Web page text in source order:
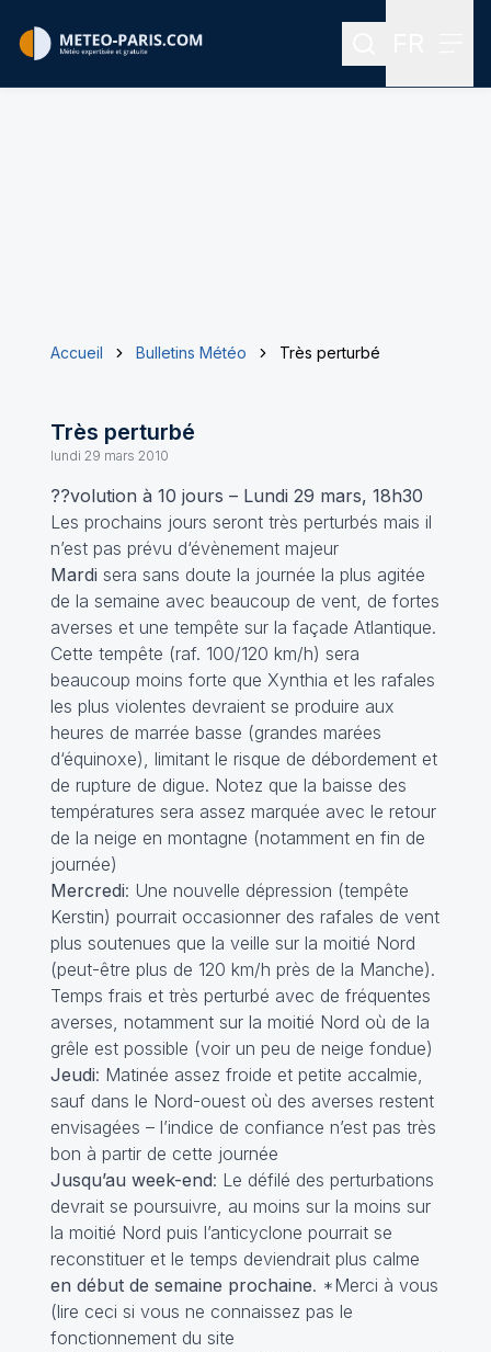
Rechercher
Accueil Bulletins Météo Très perturbé
Très perturbé
lundi 29 mars 2010
??volution à 10 jours – Lundi 29 mars, 18h30
Les prochains jours seront très perturbés mais il
n’est pas prévu d‘évènement majeur
Mardi sera sans doute la journée la plus agitée
de la semaine avec beaucoup de vent, de fortes
averses et une tempête sur la façade Atlantique.
Cette tempête (raf. 100/120 km/h) sera
beaucoup moins forte que Xynthia et les rafales
les plus violentes devraient se produire aux
heures de marrée basse (grandes marées
d‘équinoxe), limitant le risque de débordement et
de rupture de digue. Notez que la baisse des
températures sera assez marquée avec le retour
de la neige en montagne (notamment en fin de
journée)
Mercredi: Une nouvelle dépression (tempête
Kerstin) pourrait occasionner des rafales de vent
plus soutenues que la veille sur la moitié Nord
(peut-être plus de 120 km/h près de la Manche).
Temps frais et très perturbé avec de fréquentes
averses, notamment sur la moitié Nord où de la
grêle est possible (voir un peu de neige fondue)
Jeudi: Matinée assez froide et petite accalmie,
sauf dans le Nord-ouest où des averses restent
envisagées – l’indice de confiance n’est pas très
bon à partir de cette journée
Jusqu’au week-end: Le défilé des perturbations
devrait se poursuivre, au moins sur la moins sur
la moitié Nord puis l’anticyclone pourrait se
reconstituer et le temps deviendrait plus calme
en début de semaine prochaine. *Merci à vous
(lire ceci si vous ne connaissez pas le
fonctionnement du site